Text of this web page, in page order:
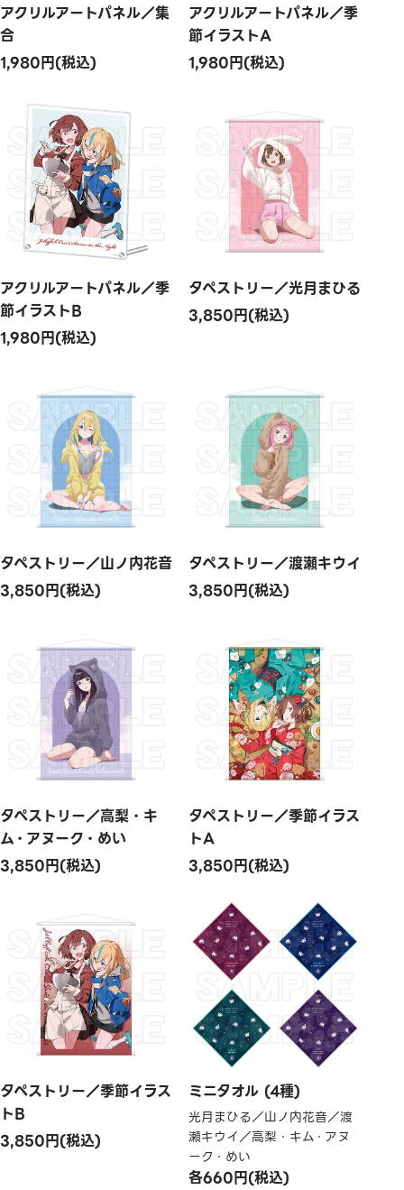
アクリルアートパネル／集
合
1,980円(税込)
アクリルアートパネル／季
節イラストA
1,980円(税込)
アクリルアートパネル／季
節イラストB
1,980円(税込)
タペストリー／光月まひる
3,850円(税込)
タペストリー／山ノ内花音
3,850円(税込)
タペストリー／渡瀬キウイ
3,850円(税込)
タペストリー／高梨・キ
ム・アヌーク・めい
3,850円(税込)
タペストリー／季節イラス
トA
3,850円(税込)
タペストリー／季節イラス
トB
3,850円(税込)
ミニタオル (4種)
光月まひる／山ノ内花音／渡
瀬キウイ／高梨・キム・アヌ
ーク・めい
各660円(税込)